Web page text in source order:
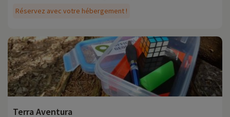
Réservez avec votre hébergement !
Terra Aventura